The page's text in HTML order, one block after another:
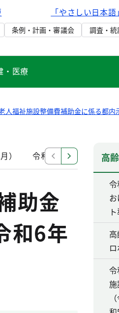
「やさしい日本
条例・計画・審議会
調査・統
・医療
人福祉施設整備費補助金に係る都内
） 令和5年度老人福祉施
助金
和6年
高